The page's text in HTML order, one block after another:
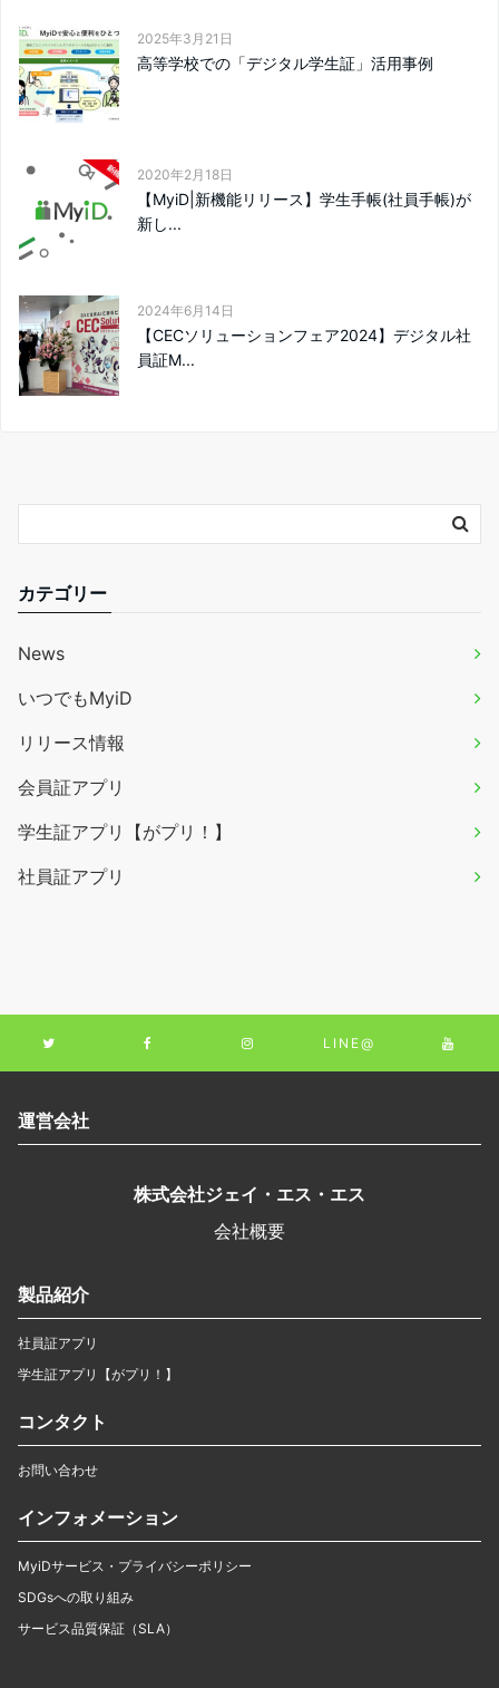
2025年3月21日
高等学校での「デジタル学生証」活用事例
2020年2月18日
【MyiD|新機能リリース】学生手帳(社員手帳)が
新し...
2024年6月14日
【CECソリューションフェア2024】デジタル社
員証M...
カテゴリー
News
いつでもMyiD
リリース情報
会員証アプリ
学生証アプリ【がプリ！】
社員証アプリ
LINE@
運営会社
株式会社ジェイ・エス・エス
会社概要
製品紹介
社員証アプリ
学生証アプリ【がプリ！】
コンタクト
お問い合わせ
インフォメーション
MyiDサービス・プライバシーポリシー
SDGsへの取り組み
サービス品質保証（SLA）